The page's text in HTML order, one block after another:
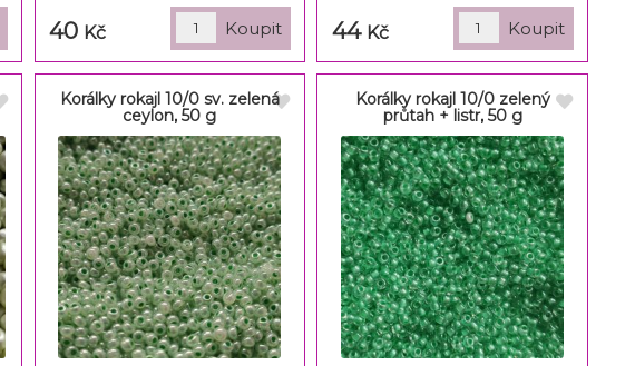
40 Kč 44 Kč
Korálky rokajl 10/0 sv. zelená
ceylon, 50 g
Korálky rokajl 10/0 zelený
průtah + listr, 50 g